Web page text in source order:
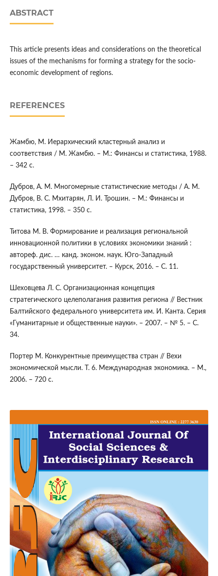
ABSTRACT
This article presents ideas and considerations on the theoretical
issues of the mechanisms for forming a strategy for the socio-
economic development of regions.
REFERENCES
Жамбю, М. Иерархический кластерный анализ и
соответствия / М. Жамбю. – М.: Финансы и статистика, 1988.
– 342 с.
Дубров, А. М. Многомерные статистические методы / А. М.
Дубров, В. С. Мхитарян, Л. И. Трошин. – М.: Финансы и
статистика, 1998. – 350 с.
Титова М. В. Формирование и реализация региональной
инновационной политики в условиях экономики знаний :
автореф. дис. … канд. эконом. наук. Юго-Западный
государственный университет. – Курск, 2016. – С. 11.
Шеховцева Л. С. Организационная концепция
стратегического целеполагания развития региона // Вестник
Балтийского федерального университета им. И. Канта. Серия
«Гуманитарные и общественные науки». – 2007. – № 5. – С.
34.
Портер М. Конкурентные преимущества стран // Вехи
экономической мысли. Т. 6. Международная экономика. – М.,
2006. – 720 с.